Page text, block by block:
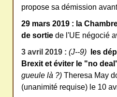
propose sa démission
29 mars 2019 : la
de sortie de l'UE négocié
3 avril 2019 : (J--9)
les
Brexit et éviter le "no
gueule là ?) Theresa May
(unanimité requise) le 10